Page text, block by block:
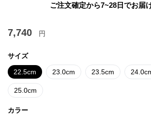
ご注文確定から7~28日でお届
7,740 円
サイズ
22.5cm 23.0cm 23.5cm
25.0cm
カラー